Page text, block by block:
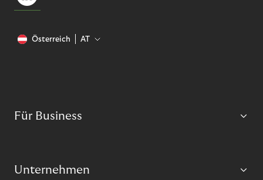
Österreich AT
Für Business
Unternehmen